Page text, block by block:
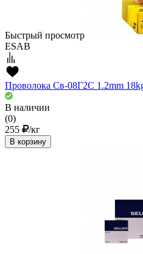
Быстрый просмотр
ESAB
Проволока Cв-08Г2С 1.2mm
В наличии
(0)
255
/кг
В корзину